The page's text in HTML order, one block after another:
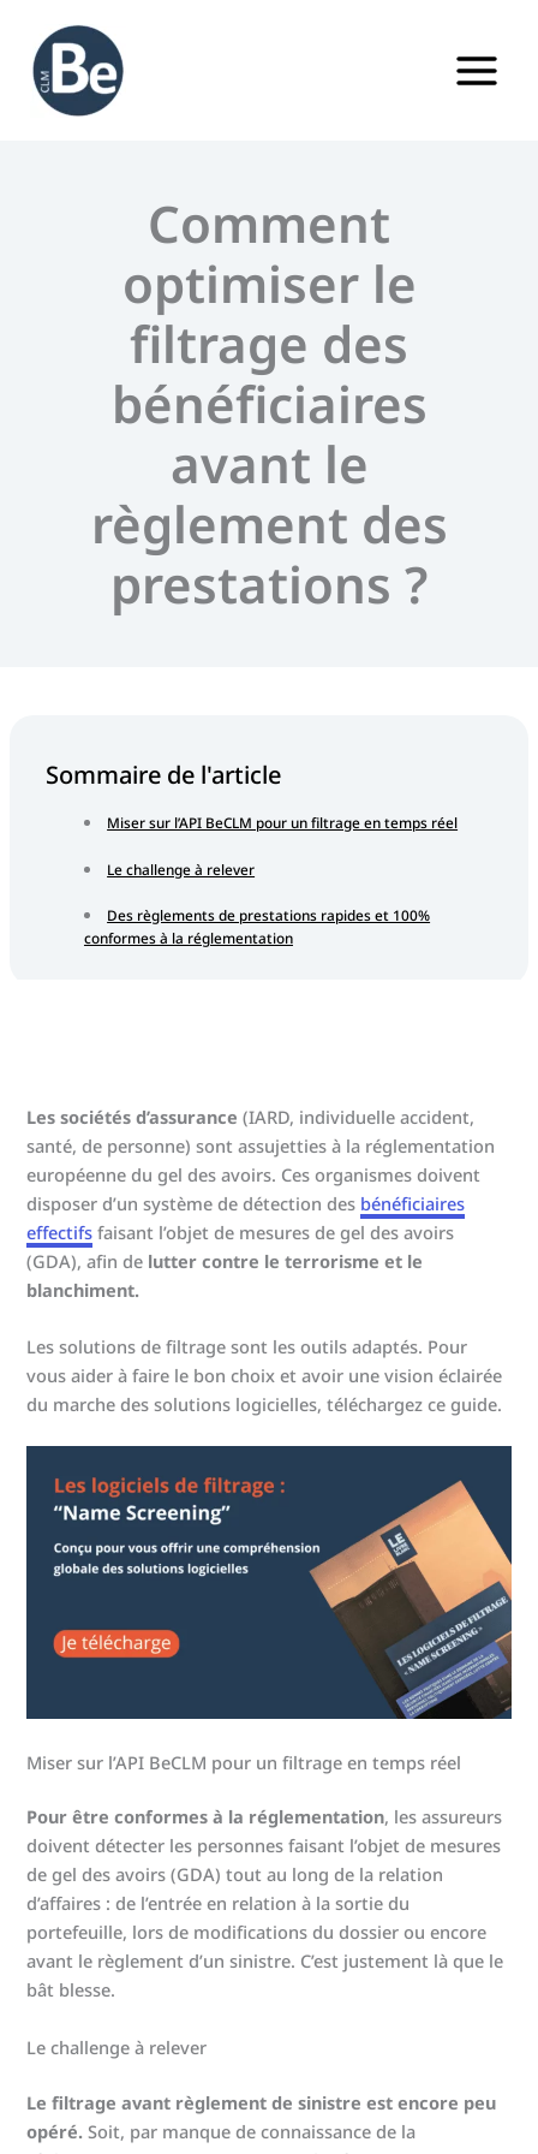
contenu
Comment
optimiser le
filtrage des
bénéficiaires
avant le
règlement des
prestations ?
Sommaire de l'article
Miser sur l’API BeCLM pour un filtrage en temps réel
Le challenge à relever
Des règlements de prestations rapides et 100%
conformes à la réglementation
Les sociétés d’assurance (IARD, individuelle accident,
santé, de personne) sont assujetties à la réglementation
européenne du gel des avoirs. Ces organismes doivent
disposer d’un système de détection des bénéficiaires
effectifs faisant l’objet de mesures de gel des avoirs
(GDA), afin de lutter contre le terrorisme et le
blanchiment.
Les solutions de filtrage sont les outils adaptés. Pour
vous aider à faire le bon choix et avoir une vision éclairée
du marche des solutions logicielles, téléchargez ce guide.
Miser sur l’API BeCLM pour un filtrage en temps réel
Pour être conformes à la réglementation, les assureurs
doivent détecter les personnes faisant l’objet de mesures
de gel des avoirs (GDA) tout au long de la relation
d’affaires : de l’entrée en relation à la sortie du
portefeuille, lors de modifications du dossier ou encore
avant le règlement d’un sinistre. C’est justement là que le
bât blesse.
Le challenge à relever
Le filtrage avant règlement de sinistre est encore peu
opéré. Soit, par manque de connaissance de la